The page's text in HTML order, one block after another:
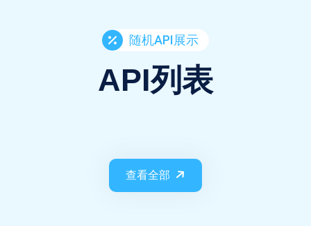
随机API展示
API列表
查看全部